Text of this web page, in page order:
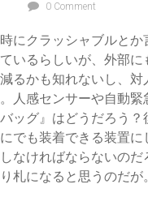
0 Comment
にクラッシャブルと
いるらしいが、外部
るかも知れないし、対
人感センサーや自動緊
バッグ』はどうだろう
でも装着できる装置
なければならないのだ
札になると思うのだが。